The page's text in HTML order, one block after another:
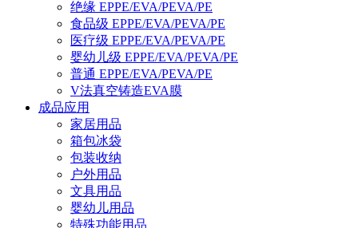
绝缘 EPPE/EVA/PEVA/PE
食品级 EPPE/EVA/PEVA/PE
医疗级 EPPE/EVA/PEVA/PE
婴幼儿级 EPPE/EVA/PEVA/PE
普通 EPPE/EVA/PEVA/PE
V法真空铸造EVA膜
成品应用
家居用品
箱包冰袋
包装收纳
户外用品
文具用品
婴幼儿用品
特殊功能用品